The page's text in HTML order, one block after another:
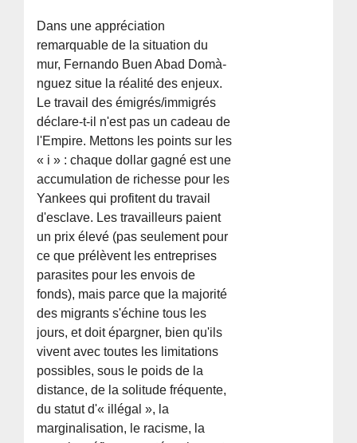
Dans une appréciation
remarquable de la situation du
mur, Fernando Buen Abad Domà­
nguez situe la réalité des enjeux.
Le travail des émigrés/immigrés
déclare-t-il n'est pas un cadeau de
l'Empire. Mettons les points sur les
« i » : chaque dollar gagné est une
accumulation de richesse pour les
Yankees qui profitent du travail
d'esclave. Les travailleurs paient
un prix élevé (pas seulement pour
ce que prélèvent les entreprises
parasites pour les envois de
fonds), mais parce que la majorité
des migrants s'échine tous les
jours, et doit épargner, bien qu'ils
vivent avec toutes les limitations
possibles, sous le poids de la
distance, de la solitude fréquente,
du statut d'« illégal », la
marginalisation, le racisme, la